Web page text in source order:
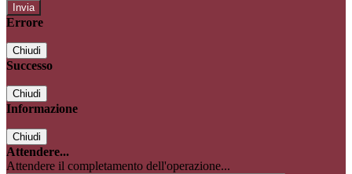
Errore
Chiudi
Successo
Chiudi
Informazione
Chiudi
Attendere...
Attendere il completamento dell'operazione...